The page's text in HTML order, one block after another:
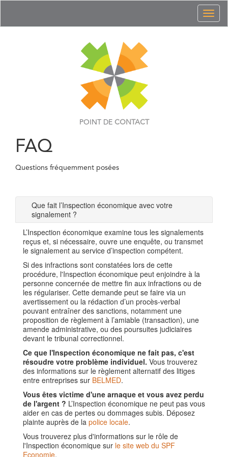
POINT DE CONTACT
FAQ
Questions fréquemment posées
Que fait l’Inspection économique avec votre
signalement ?
L’Inspection économique examine tous les signalements
reçus et, si nécessaire, ouvre une enquête, ou transmet
le signalement au service d’inspection compétent.
Si des infractions sont constatées lors de cette
procédure, l'Inspection économique peut enjoindre à la
personne concernée de mettre fin aux infractions ou de
les régulariser. Cette demande peut se faire via un
avertissement ou la rédaction d’un procès-verbal
pouvant entraîner des sanctions, notamment une
proposition de règlement à l’amiable (transaction), une
amende administrative, ou des poursuites judiciaires
devant le tribunal correctionnel.
Ce que l'Inspection économique ne fait pas, c'est
résoudre votre problème individuel. Vous trouverez
des informations sur le règlement alternatif des litiges
entre entreprises sur BELMED.
Vous êtes victime d'une arnaque et vous avez perdu
de l'argent ? L’Inspection économique ne peut pas vous
aider en cas de pertes ou dommages subis. Déposez
plainte auprès de la police locale.
Vous trouverez plus d'informations sur le rôle de
l'Inspection économique sur le site web du SPF
Economie.